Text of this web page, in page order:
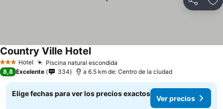
Compartir
3 Estrellas
Hotel Piscina natural escondida
Country Ville Hotel
8,8 Excelente 334 a 6.5 km de: Centro de la ciudad
Elige fechas para ver los precios exactos
Ver precios